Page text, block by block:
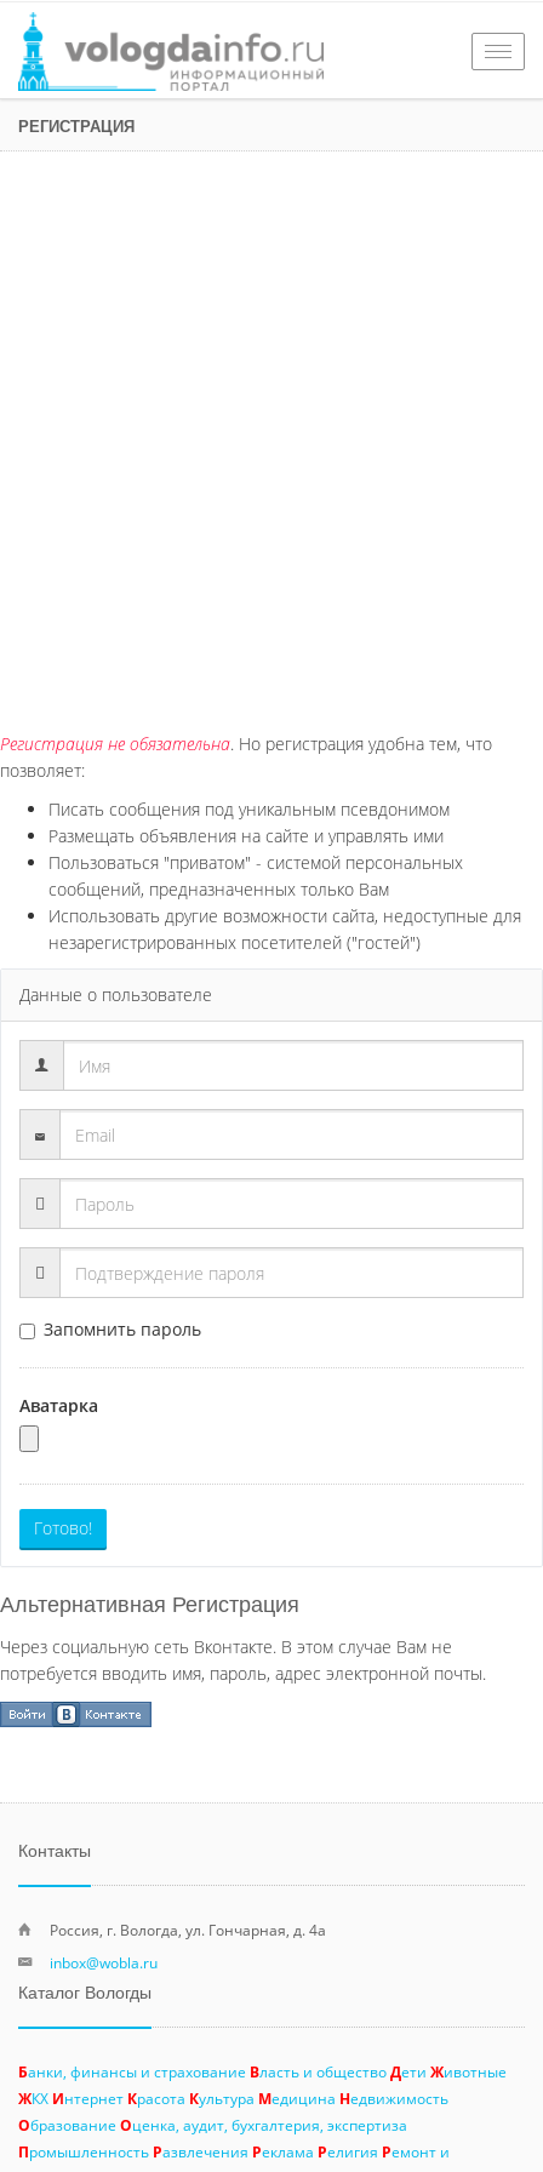
РЕГИСТРАЦИЯ
Регистрация не обязательна. Но регистрация удобна тем, что
позволяет:
Писать сообщения под уникальным псевдонимом
Размещать объявления на сайте и управлять ими
Пользоваться "приватом" - системой персональных
сообщений, предназначенных только Вам
Использовать другие возможности сайта, недоступные для
незарегистрированных посетителей ("гостей")
Данные о пользователе
Запомнить пароль
Аватарка
Готово!
Альтернативная Регистрация
Через социальную сеть Вконтакте. В этом случае Вам не
потребуется вводить имя, пароль, адрес электронной почты.
Контакты
Россия, г. Вологда, ул. Гончарная, д. 4а
inbox@wobla.ru
Каталог Вологды
Банки, финансы и страхование Власть и обществоДети Животные
ЖКХ Интернет Красота Культура Медицина Недвижимость
Образование Оценка, аудит, бухгалтерия, экспертиза
Промышленность Развлечения Реклама Религия Ремонт и